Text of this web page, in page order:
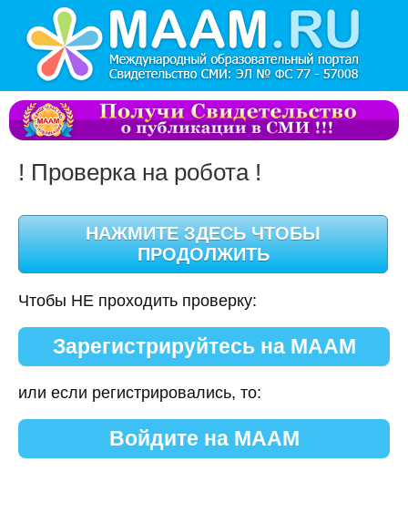
! Проверка на робота !
Чтобы НЕ проходить проверку:
Зарегистрируйтесь на МААМ
или если регистрировались, то:
Войдите на МААМ